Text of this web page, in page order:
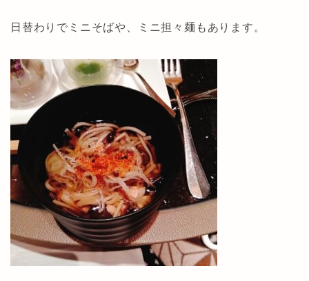
日替わりでミニそばや、ミニ担々麺もあります。